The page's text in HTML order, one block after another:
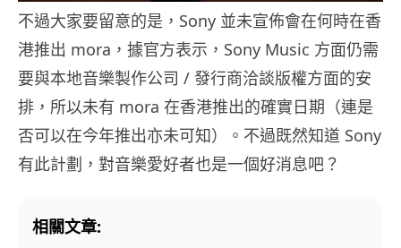
不過大家要留意的是，Sony 並未宣佈會在何時在香
港推出 mora，據官方表示，Sony Music 方面仍需
要與本地音樂製作公司 / 發行商洽談版權方面的安
排，所以未有 mora 在香港推出的確實日期（連是
否可以在今年推出亦未可知）。不過既然知道 Sony
有此計劃，對音樂愛好者也是一個好消息吧？
相關文章: